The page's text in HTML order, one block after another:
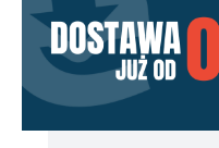
My, właściciele
Na samie i na
Raczej o Cyterze